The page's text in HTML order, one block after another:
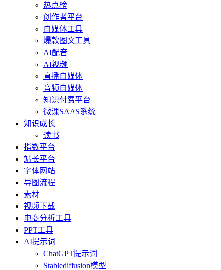
热点榜
创作者平台
自媒体工具
爆款图文工具
AI配音
AI视频
直播自媒体
音频自媒体
知识付费平台
微课SAAS系统
知识成长
读书
指数平台
站长平台
字体网站
导图流程
素材
视频下载
电商分析工具
PPT工具
AI提示词
ChatGPT提示词
Stablediffusion模型